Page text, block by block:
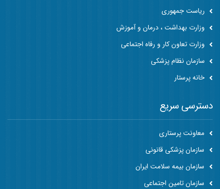
ریاست جمهوری
وزارت بهداشت ، درمان و آموزش
وزارت تعاون کار و رفاه اجتماعی
سازمان نظام پزشکی
خانه پرستار
دسترسی سریع
معاونت پرستاری
سازمان پزشکی قانونی
سازمان بیمه سلامت ایران
سازمان تامین اجتماعی